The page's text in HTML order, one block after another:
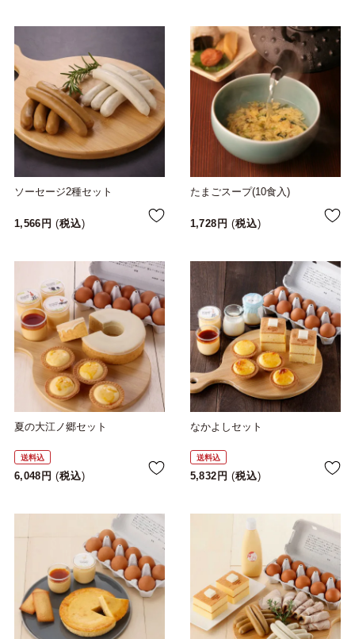
ソーセージ2種セット
1,566 税込
たまごスープ(10食入)
1,728 税込
夏の大江ノ郷セット
送料込
6,048 税込
なかよしセット
送料込
5,832 税込